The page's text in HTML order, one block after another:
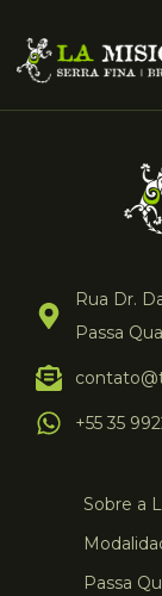
Rua Dr.
Passa
+55 35
Sobre a
Passa